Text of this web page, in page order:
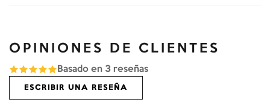
OPINIONES DE CLIENTES
Basado en 3 reseñas
ESCRIBIR UNA RESEÑA